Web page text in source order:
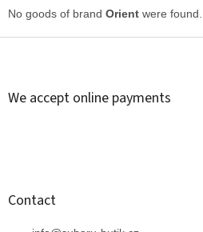
No goods of brand Orient were found...
F
We accept online payments
Contact